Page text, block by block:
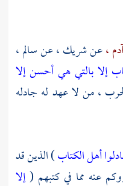
،عنشريك ،عنسالم ،
إلا بالتي هي أحسن إلا
، من لا عهد له جادله
أهل الكتاب) الذين قد
عنه مما في كتبهم (إلا